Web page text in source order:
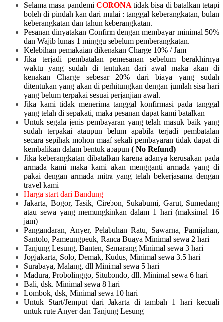
Selama masa pandemi CORONA tidak bisa di batalkan tetapi
boleh di pindah kan dari mulai :tanggal keberangkatan, bulan
keberangkatan dan tahun keberangkatan.
Pesanan dinyatakan Confirm dengan membayar minimal 50%
dan Wajib lunas 1 minggu sebelum pemberangkatan.
Kelebihan pemakaian dikenakan Charge 10% / Jam
Jika terjadi pembatalan pemesanan sebelum berakhirnya
waktu yang sudah di tentukan dari awal maka akan di
kenakan Charge sebesar 20% dari biaya yang sudah
ditentukan yang akan di perhitungkan dengan jumlah sisa hari
yang belum terpakai sesuai perjanjian awal.
Jika kami tidak menerima tanggal konfirmasi pada tanggal
yang telah di sepakati, maka pesanan dapat kami batalkan
Untuk segala jenis pembayaran yang telah masuk baik yang
sudah terpakai ataupun belum apabila terjadi pembatalan
secara sepihak mohon maaf sekali pembayaran tidak dapat di
kembalikan dalam bentuk apapun ( No Refund)
Jika keberangkatan dibatalkan karena adanya kerusakan pada
armada kami maka kami akan mengganti armada yang di
pakai dengan armada mitra yang telah bekerjasama dengan
travel kami
Harga start dari Bandung
Jakarta, Bogor, Tasik, Cirebon, Sukabumi, Garut, Sumedang
atau sewa yang memungkinkan dalam 1 hari (maksimal 16
jam)
Pangandaran, Anyer, Pelabuhan Ratu, Sawarna, Pamijahan,
Santolo, Pameungpeuk, Ranca Buaya Minimal sewa 2 hari
Tanjung Lesung, Banten, Semarang Minimal sewa 3 hari
Jogjakarta, Solo, Demak, Kudus, Minimal sewa 3.5 hari
Surabaya, Malang, dll Minimal sewa 5 hari
Madura, Probolinggo, Situbondo, dll. Minimal sewa 6 hari
Bali, dsk. Minimal sewa 8 hari
Lombok, dsk, Minimal sewa 10 hari
Untuk Start/Jemput dari Jakarta di tambah 1 hari kecuali
untuk rute Anyer dan Tanjung Lesung